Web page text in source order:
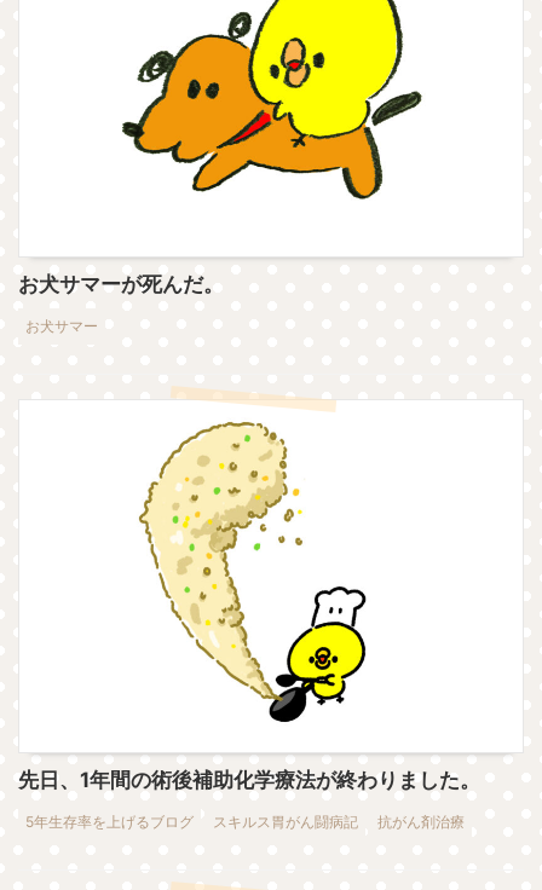
お犬サマーが死んだ。
お犬サマー
先日、1年間の術後補助化学療法が終わりました。
5年生存率を上げるブログ スキルス胃がん闘病記 抗がん剤治療